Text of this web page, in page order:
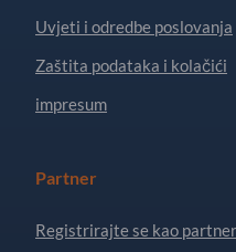
Uvjeti i odredbe poslovanja
Zaštita podataka i kolačići
impresum
Partner
Registrirajte se kao partner